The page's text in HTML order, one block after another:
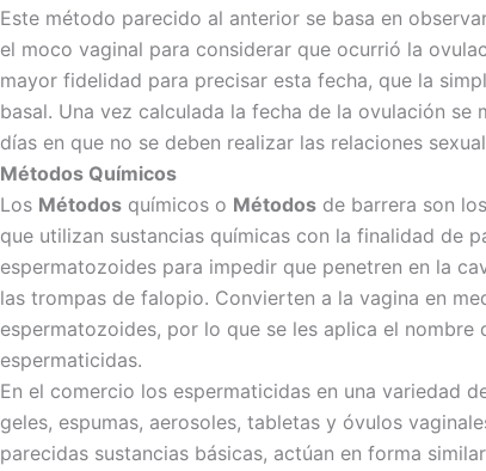
Este método parecido al anterior se basa en
el moco vaginal para considerar que ocurrió la
mayor fidelidad para precisar esta fecha, que la
basal. Una vez calculada la fecha de la ovulación se
días en que no se deben realizar las relaciones
Métodos Químicos
Los Métodos químicos o Métodos de barrera son los
que utilizan sustancias químicas con la finalidad de
espermatozoides para impedir que penetren en la
las trompas de falopio. Convierten a la vagina en
espermatozoides, por lo que se les aplica el nombre
espermaticidas.
En el comercio los espermaticidas en una variedad
geles, espumas, aerosoles, tabletas y óvulos
parecidas sustancias básicas, actúan en forma